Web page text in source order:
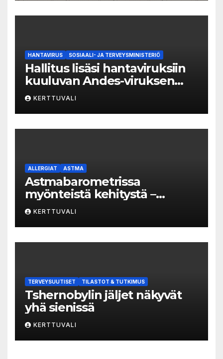
HANTAVIRUS SOSIAALI- JA TERVEYSMINISTERIÖ
Hallitus lisäsi hantaviruksiin
kuuluvan Andes-viruksen
aiheuttaman taudin
yleisvaarallisten
tartuntatautien luetteloon
KERTTUVALI
ALLERGIAT ASTMA
Astmabarometrissa
myönteistä kehitystä –
astman seurantaa edelleen
kehitettävä
KERTTUVALI
TERVEYSUUTISET TILASTOT & TUTKIMUS
Tshernobylin jäljet näkyvät
yhä sienissä
KERTTUVALI